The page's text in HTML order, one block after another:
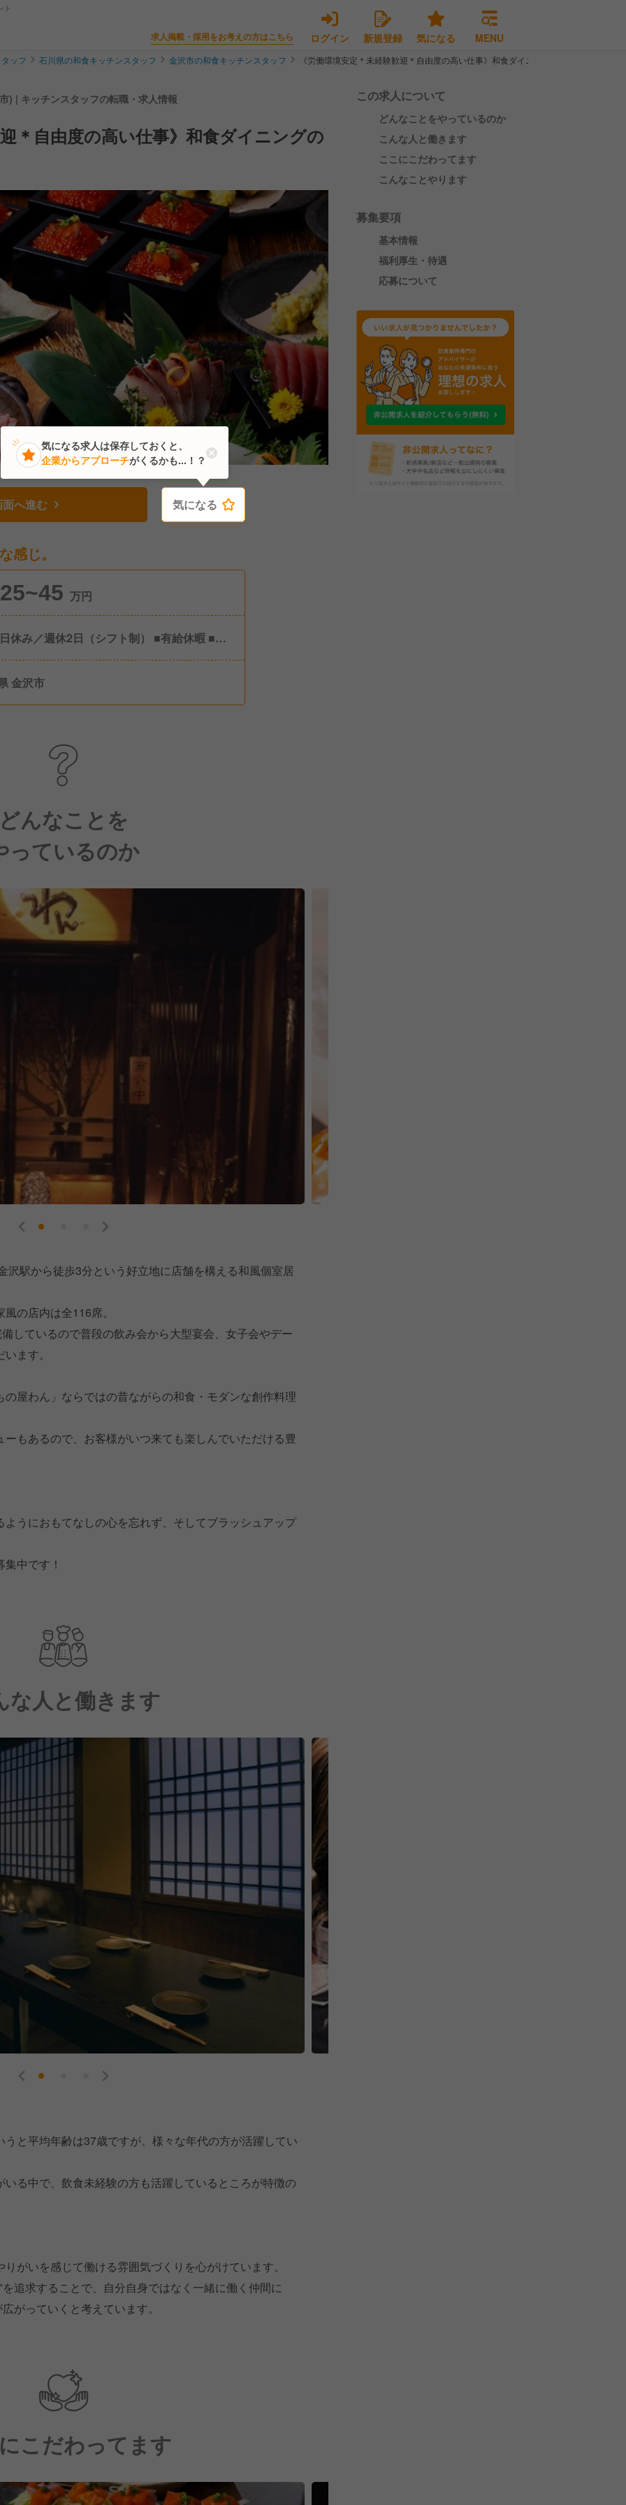
ト
求人掲載・採用をお考えの方はこちら ログイン 新規登録 気になる MENU
ッフ 石川県の和食キッチンスタッフ 金沢市の和食キッチンスタッフ 《労働環境安定＊未経験歓迎＊自由度の高い仕事》和食ダイニングの店舗スタッフ
) | キッチンスタッフの転職・求人情報
＊自由度の高い仕事》和食ダイニングの
へ進む 気になる
感じ。
25~45 万円
休み／週休2日（シフト制） ■有給休暇 ■慶
金沢市
んなことを
っているのか
沢駅から徒歩3分という好立地に店舗を構える和風個室居
の店内は全116席。
しているので普段の飲み会から大型宴会、女子会やデー
ます。
屋わん」ならではの昔ながらの和食・モダンな創作料理
もあるので、お客様がいつ来ても楽しんでいただける豊
うにおもてなしの心を忘れず、そしてブラッシュアップ
中です！
な人と働きます
と平均年齢は37歳ですが、様々な年代の方が活躍してい
る中で、飲食未経験の方も活躍しているところが特徴の
がいを感じて働ける雰囲気づくりを心がけています。
追求することで、自分自身ではなく一緒に働く仲間に
がっていくと考えています。
こだわってます
この求人について
どんなことをやっているのか
こんな人と働きます
ここにこだわってます
こんなことやります
募集要項
基本情報
福利厚生・待遇
応募について
気になる
気になる求人は保存しておくと、
企業からアプローチがくるかも...！？